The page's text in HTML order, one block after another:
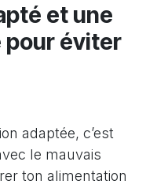
et une
pour éviter
adaptée, c’est
le mauvais
ton alimentation